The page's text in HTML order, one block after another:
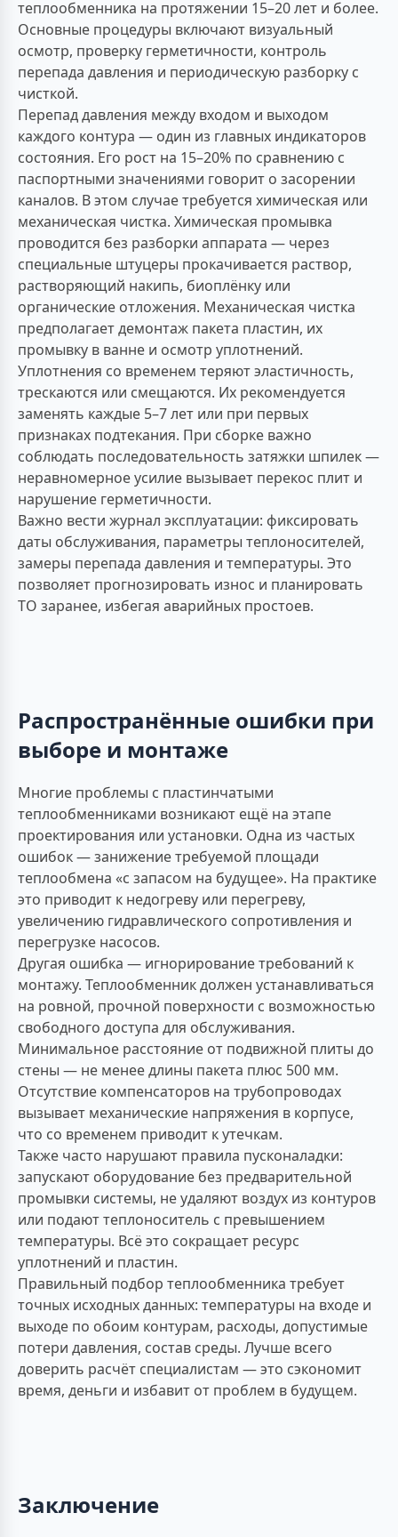
теплообменника на протяжении 15–20 лет и более.
Основные процедуры включают визуальный
осмотр, проверку герметичности, контроль
перепада давления и периодическую разборку с
чисткой.
Перепад давления между входом и выходом
каждого контура — один из главных индикаторов
состояния. Его рост на 15–20% по сравнению с
паспортными значениями говорит о засорении
каналов. В этом случае требуется химическая или
механическая чистка. Химическая промывка
проводится без разборки аппарата — через
специальные штуцеры прокачивается раствор,
растворяющий накипь, биоплёнку или
органические отложения. Механическая чистка
предполагает демонтаж пакета пластин, их
промывку в ванне и осмотр уплотнений.
Уплотнения со временем теряют эластичность,
трескаются или смещаются. Их рекомендуется
заменять каждые 5–7 лет или при первых
признаках подтекания. При сборке важно
соблюдать последовательность затяжки шпилек —
неравномерное усилие вызывает перекос плит и
нарушение герметичности.
Важно вести журнал эксплуатации: фиксировать
даты обслуживания, параметры теплоносителей,
замеры перепада давления и температуры. Это
позволяет прогнозировать износ и планировать
ТО заранее, избегая аварийных простоев.
Распространённые ошибки при
выборе и монтаже
Многие проблемы с пластинчатыми
теплообменниками возникают ещё на этапе
проектирования или установки. Одна из частых
ошибок — занижение требуемой площади
теплообмена «с запасом на будущее». На практике
это приводит к недогреву или перегреву,
увеличению гидравлического сопротивления и
перегрузке насосов.
Другая ошибка — игнорирование требований к
монтажу. Теплообменник должен устанавливаться
на ровной, прочной поверхности с возможностью
свободного доступа для обслуживания.
Минимальное расстояние от подвижной плиты до
стены — не менее длины пакета плюс 500 мм.
Отсутствие компенсаторов на трубопроводах
вызывает механические напряжения в корпусе,
что со временем приводит к утечкам.
Также часто нарушают правила пусконаладки:
запускают оборудование без предварительной
промывки системы, не удаляют воздух из контуров
или подают теплоноситель с превышением
температуры. Всё это сокращает ресурс
уплотнений и пластин.
Правильный подбор теплообменника требует
точных исходных данных: температуры на входе и
выходе по обоим контурам, расходы, допустимые
потери давления, состав среды. Лучше всего
доверить расчёт специалистам — это сэкономит
время, деньги и избавит от проблем в будущем.
Заключение